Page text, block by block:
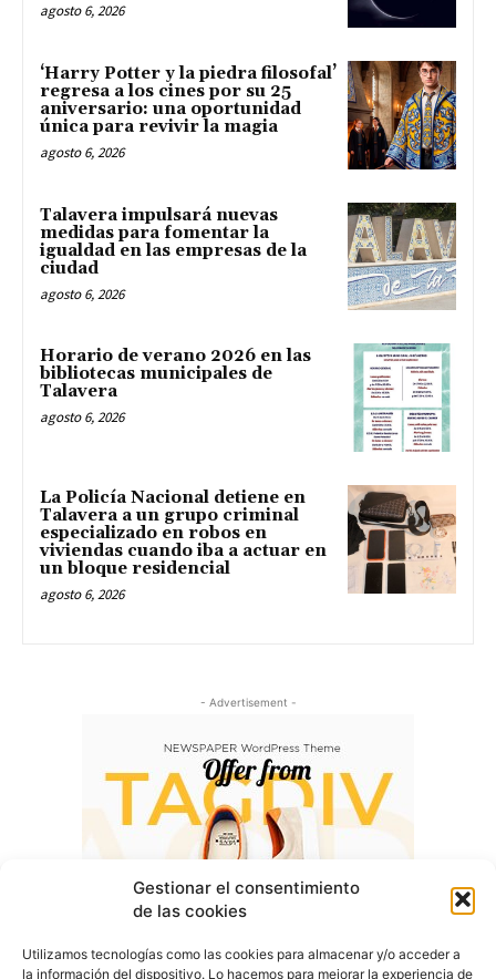
Gestionar el consentimiento
de las cookies
Utilizamos tecnologías como las cookies para almacenar y/o acceder a
la información del dispositivo. Lo hacemos para mejorar la experiencia de
agosto 6, 2026
‘Harry Potter y la piedra filosofal’
regresa a los cines por su 25
aniversario: una oportunidad
única para revivir la magia
agosto 6, 2026
Talavera impulsará nuevas
medidas para fomentar la
igualdad en las empresas de la
ciudad
agosto 6, 2026
Horario de verano 2026 en las
bibliotecas municipales de
Talavera
agosto 6, 2026
La Policía Nacional detiene en
Talavera a un grupo criminal
especializado en robos en
viviendas cuando iba a actuar en
un bloque residencial
agosto 6, 2026
- Advertisement -